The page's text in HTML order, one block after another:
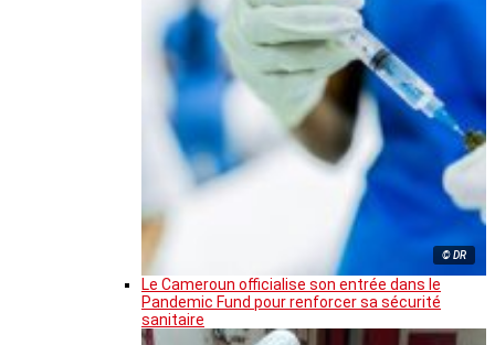
© DR
Le Cameroun officialise son entrée dans le
Pandemic Fund pour renforcer sa sécurité
sanitaire